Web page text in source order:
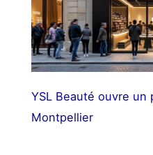
YSL Beauté ouvre un
Montpellier